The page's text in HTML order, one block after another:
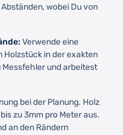
wobei Du von
Verwende eine
Holzstück in der exakten
und arbeitest
bei der Planung. Holz
zu 3mm pro Meter aus.
an den Rändern